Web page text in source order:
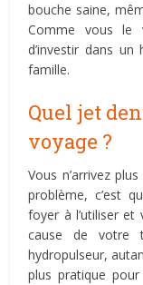
bouche saine,
Comme vous le
d’investir dans
famille.
Quel jet
voyage ?
Vous n’arrivez
problème, c’est
foyer à l’utiliser
cause de votre
hydropulseur,
plus pratique